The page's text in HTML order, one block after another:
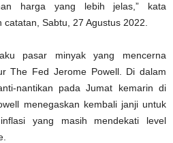
harga yang lebih jelas,” kata
Sabtu, 27 Agustus 2022.
pasar minyak yang mencerna
The Fed Jerome Powell. Di dalam
nantikan pada Jumat kemarin di
menegaskan kembali janji untuk
yang masih mendekati level